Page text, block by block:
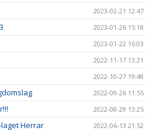
2023-02-21 12:47
2023-01-26 15:18
2023-01-22 16:03
2022-11-17 13:21
2022-10-27 19:48
2022-09-26 11:55
2022-08-29 13:25
Herrar 2022-06-13 21:52